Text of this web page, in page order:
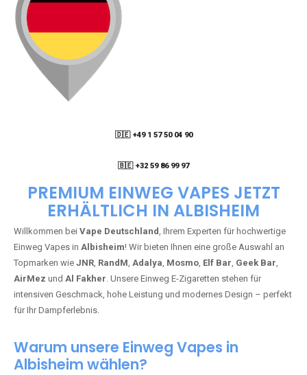
🇩🇪 +49 1 57 50 04 90
🇧🇪 +32 59 86 99 97
PREMIUM EINWEG VAPES JETZT
ERHÄLTLICH IN ALBISHEIM
Willkommen bei Vape Deutschland, Ihrem Experten für hochwertige
Einweg Vapes in Albisheim! Wir bieten Ihnen eine große Auswahl an
Topmarken wie JNR, RandM, Adalya, Mosmo, Elf Bar, Geek Bar,
AirMez und Al Fakher. Unsere Einweg E-Zigaretten stehen für
intensiven Geschmack, hohe Leistung und modernes Design – perfekt
für Ihr Dampferlebnis.
Warum unsere Einweg Vapes in
Albisheim wählen?